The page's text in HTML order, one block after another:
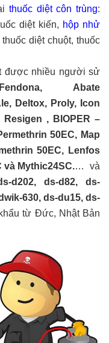
thuốc diệt côn trùng:
diệt kiến, hộp nhử
diệt chuột, thuốc
được nhiều người sử
Fendona, Abate
Deltox, Proly, Icon
Resigen , BIOPER –
50EC, Map
50EC, Lenfos
và Mythic24SC.… và
d202, ds-d82, ds-
630, ds-du15, ds-
từ Đức, Nhật Bản